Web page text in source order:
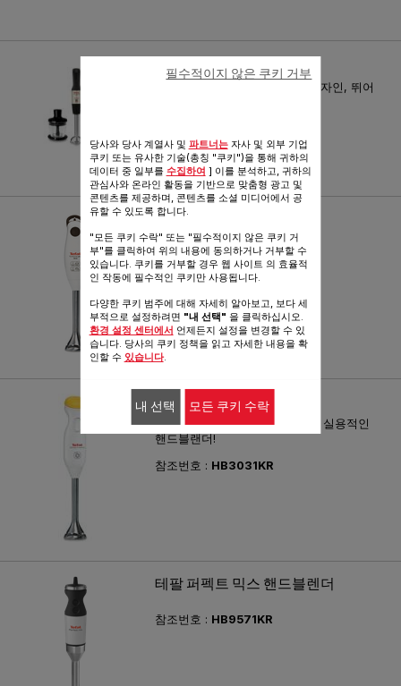
테팔 슬림포스 핸드블렌더
인체 공학적인 편리한 손잡이 디자인, 뛰어
TURBOMIX PLUS
참조번호 : HB1011KR
SIMPLY INVENTS
강력한 성능에 깔끔한 보관까지! 실용적인
핸드블랜더!
참조번호 : HB3031KR
테팔 퍼펙트 믹스 핸드블렌더
참조번호 : HB9571KR
당사와 당사 계열사 및 파트너는자사 및 외부 기업
쿠키 또는 유사한 기술(총칭 "쿠키")을 통해 귀하의
데이터 중 일부를 수집하여 ] 이를 분석하고, 귀하의
관심사와 온라인 활동을 기반으로 맞춤형 광고 및
콘텐츠를 제공하며, 콘텐츠를 소셜 미디어에서 공
유할 수 있도록 합니다.
"모든 쿠키 수락" 또는 "필수적이지 않은 쿠키 거
부"를 클릭하여 위의 내용에 동의하거나 거부할 수
있습니다. 쿠키를 거부할 경우 웹 사이트 의 효율적
인 작동에 필수적인 쿠키만 사용됩니다.
다양한 쿠키 범주에 대해 자세히 알아보고, 보다 세
부적으로 설정하려면 "내 선택" 을 클릭하십시오.
환경 설정 센터에서 언제든지 설정을 변경할 수 있
습니다. 당사의 쿠키 정책을 읽고 자세한 내용을 확
인할 수 있습니다.
필수적이지 않은 쿠키 거부
내 선택 모든 쿠키 수락